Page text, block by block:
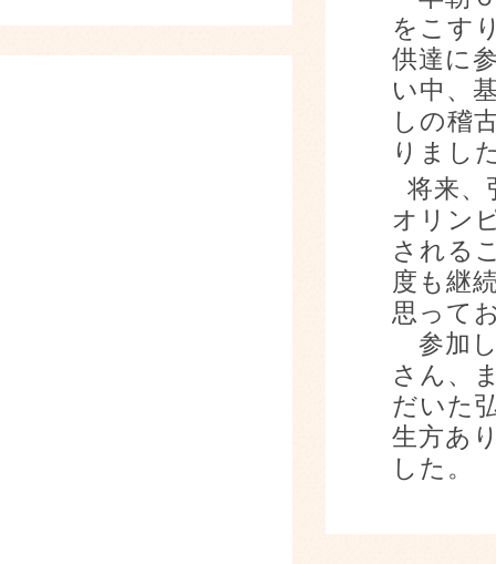
をこす
供達に
い中、
しの稽
りまし
将来、
オリン
される
度も継
思って
参加
さん、
だいた
生方あ
した。